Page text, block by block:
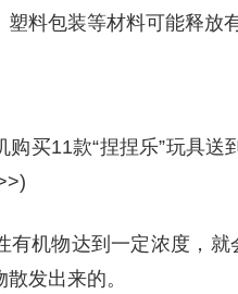
料包装等材料可能释
购买11款“捏捏乐”玩具
有机物达到一定浓度，
发出来的。